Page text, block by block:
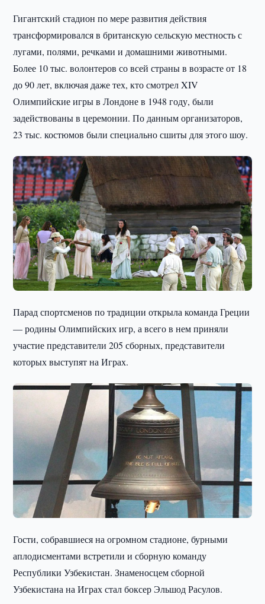
Гигантский стадион по мере развития действия
трансформировался в британскую сельскую местность с
лугами, полями, речками и домашними животными.
Более 10 тыс. волонтеров со всей страны в возрасте от 18
до 90 лет, включая даже тех, кто смотрел XIV
Олимпийские игры в Лондоне в 1948 году, были
задействованы в церемонии. По данным организаторов,
23 тыс. костюмов были специально сшиты для этого шоу.
Парад спортсменов по традиции открыла команда Греции
— родины Олимпийских игр, а всего в нем приняли
участие представители 205 сборных, представители
которых выступят на Играх.
Гости, собравшиеся на огромном стадионе, бурными
аплодисментами встретили и сборную команду
Республики Узбекистан. Знаменосцем сборной
Узбекистана на Играх стал боксер Эльшод Расулов.